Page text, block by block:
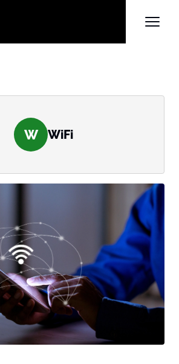
W WiFi